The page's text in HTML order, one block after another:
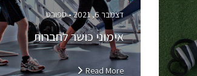
דצמבר 6, 2021 • ספורט
אימוני כושר לחברות
Read More